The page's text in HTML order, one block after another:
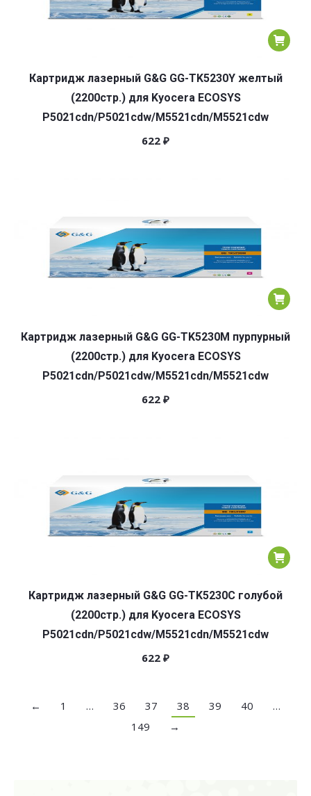
Картридж лазерный G&G GG-TK5230Y желтый
(2200стр.) для Kyocera ECOSYS
P5021cdn/P5021cdw/M5521cdn/M5521cdw
622 ₽
Картридж лазерный G&G GG-TK5230M пурпурный
(2200стр.) для Kyocera ECOSYS
P5021cdn/P5021cdw/M5521cdn/M5521cdw
622 ₽
Картридж лазерный G&G GG-TK5230C голубой
(2200стр.) для Kyocera ECOSYS
P5021cdn/P5021cdw/M5521cdn/M5521cdw
622 ₽
← 1 … 36 37 38 39 40
…
149
→